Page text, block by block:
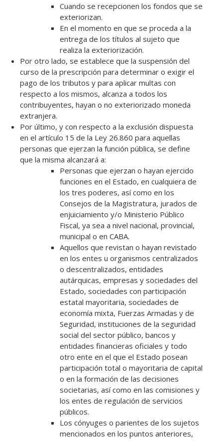
Cuando se recepcionen los fondos que se
exteriorizan.
En el momento en que se proceda a la
entrega de los títulos al sujeto que
realiza la exteriorización.
Por otro lado, se establece que la suspensión del
curso de la prescripción para determinar o exigir el
pago de los tributos y para aplicar multas con
respecto a los mismos, alcanza a todos los
contribuyentes, hayan o no exteriorizado moneda
extranjera.
Por último, y con respecto a la exclusión dispuesta
en el artículo 15 de la Ley 26.860 para aquellas
personas que ejerzan la función pública, se define
que la misma alcanzará a:
Personas que ejerzan o hayan ejercido
funciones en el Estado, en cualquiera de
los tres poderes, así como en los
Consejos de la Magistratura, jurados de
enjuiciamiento y/o Ministerio Público
Fiscal, ya sea a nivel nacional, provincial,
municipal o en CABA.
Aquellos que revistan o hayan revistado
en los entes u organismos centralizados
o descentralizados, entidades
autárquicas, empresas y sociedades del
Estado, sociedades con participación
estatal mayoritaria, sociedades de
economía mixta, Fuerzas Armadas y de
Seguridad, instituciones de la seguridad
social del sector público, bancos y
entidades financieras oficiales y todo
otro ente en el que el Estado posean
participación total o mayoritaria de capital
o en la formación de las decisiones
societarias, así como en las comisiones y
los entes de regulación de servicios
públicos.
Los cónyuges o parientes de los sujetos
mencionados en los puntos anteriores,